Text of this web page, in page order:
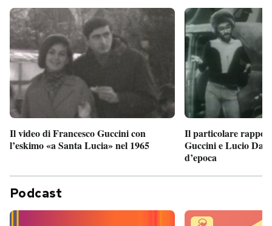
Il video di Francesco Guccini con
l’eskimo «a Santa Lucia» nel 1965
Il particolare
Guccini e Lucio
d’epoca
Podcast